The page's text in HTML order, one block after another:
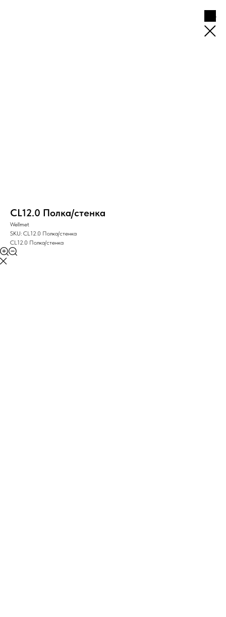
CL12.0 Полка/стенка
Wellmet
SKU: CL12.0 Полка/стенка
CL12.0 Полка/стенка